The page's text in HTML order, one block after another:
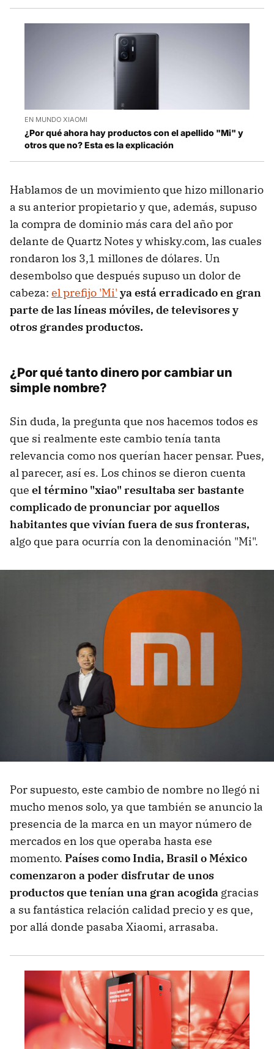
EN MUNDO XIAOMI
¿Por qué ahora hay productos con el apellido "Mi" y
otros que no? Esta es la explicación
Hablamos de un movimiento que hizo millonario
a su anterior propietario y que, además, supuso
la compra de dominio más cara del año por
delante de Quartz Notes y whisky.com, las cuales
rondaron los 3,1 millones de dólares. Un
desembolso que después supuso un dolor de
cabeza: el prefijo 'Mi' ya está erradicado en gran
parte de las líneas móviles, de televisores y
otros grandes productos.
¿Por qué tanto dinero por cambiar un
simple nombre?
Sin duda, la pregunta que nos hacemos todos es
que si realmente este cambio tenía tanta
relevancia como nos querían hacer pensar. Pues,
al parecer, así es. Los chinos se dieron cuenta
que el término "xiao" resultaba ser bastante
complicado de pronunciar por aquellos
habitantes que vivían fuera de sus fronteras,
algo que para ocurría con la denominación "Mi".
Por supuesto, este cambio de nombre no llegó ni
mucho menos solo, ya que también se anuncio la
presencia de la marca en un mayor número de
mercados en los que operaba hasta ese
momento. Países como India, Brasil o México
comenzaron a poder disfrutar de unos
productos que tenían una gran acogida gracias
a su fantástica relación calidad precio y es que,
por allá donde pasaba Xiaomi, arrasaba.